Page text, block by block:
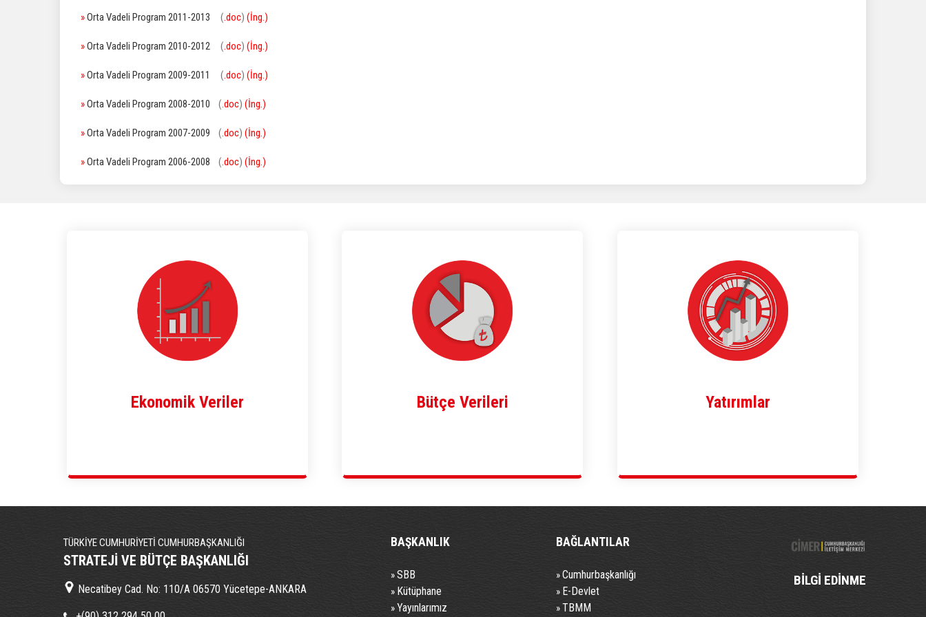
»Orta Vadeli Program 2011-2013 (.doc) (İng.)
»Orta Vadeli Program 2010-2012 (.doc) (İng.)
»Orta Vadeli Program 2009-2011 (.doc) (İng.)
»Orta Vadeli Program 2008-2010 (.doc) (İng.)
»Orta Vadeli Program 2007-2009 (.doc) (İng.)
»Orta Vadeli Program 2006-2008 (.doc) (İng.)
Ekonomik Veriler Bütçe Verileri Yatırımlar
TÜRKİYE CUMHURİYETİ CUMHURBAŞKANLIĞI
STRATEJİ VE BÜTÇE BAŞKANLIĞI
Necatibey Cad. No: 110/A 06570 Yücetepe-ANKARA
BAŞKANLIK
»SBB
» Kütüphane
»Yayınlarımız
BAĞLANTILAR
»Cumhurbaşkanlığı
» E-Devlet
»TBMM
BİLGİ EDİNME